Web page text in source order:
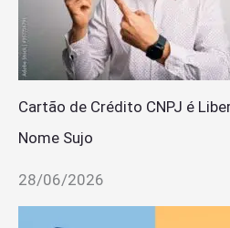
Cartão de Crédito CNPJ é
Nome Sujo
28/06/2026